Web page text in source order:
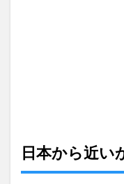
日本から近い